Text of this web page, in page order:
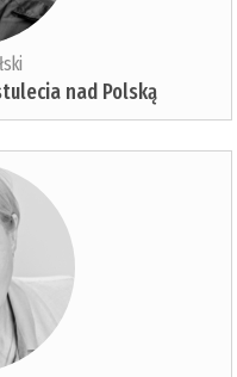
nad Polską